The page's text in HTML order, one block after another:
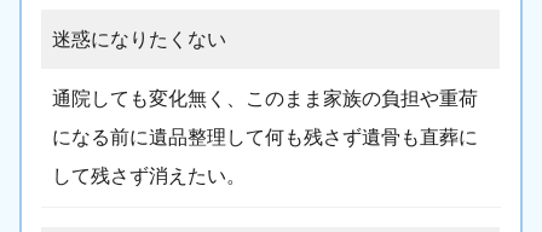
迷惑になりたくない
通院しても変化無く、このまま家族の負担や重荷
になる前に遺品整理して何も残さず遺骨も直葬に
して残さず消えたい。